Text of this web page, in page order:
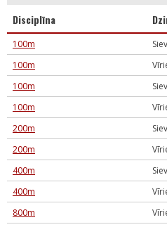
Disciplīna
100m
100m
100m
100m
200m
200m
400m
400m
800m